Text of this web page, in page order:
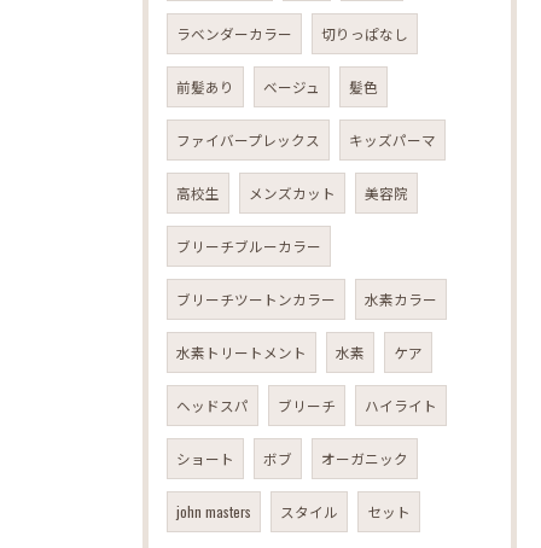
ラベンダーカラー 切りっぱなし
前髪あり ベージュ 髪色
ファイバープレックス キッズパーマ
高校生 メンズカット 美容院
ブリーチブルーカラー
ブリーチツートンカラー 水素カラー
水素トリートメント 水素 ケア
ヘッドスパ ブリーチ ハイライト
ショート ボブ オーガニック
john masters スタイル セット